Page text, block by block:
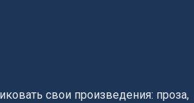
свои произведения: проза,